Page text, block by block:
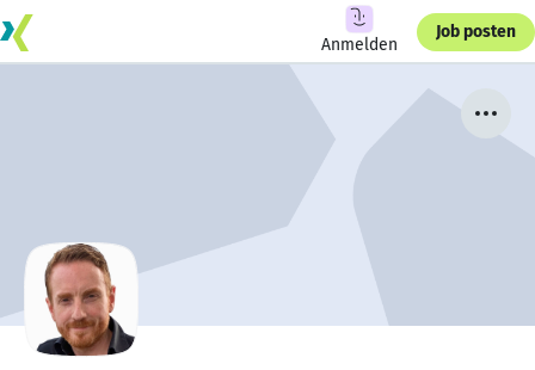
Anmelden
Job posten